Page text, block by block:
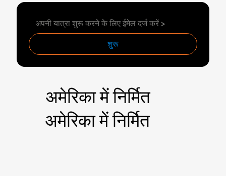
शुरू
अमेरिका में निर्मित
अमेरिका में निर्मित